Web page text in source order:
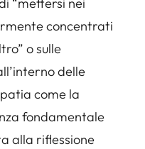
“mettersi nei
concentrati
o sulle
delle
come la
fondamentale
alla riflessione